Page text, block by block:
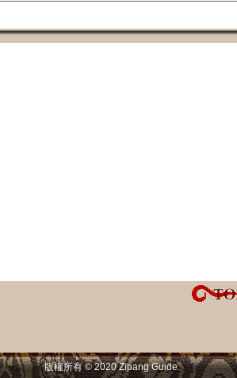
版權所有 © 2020 Zipang Guide.